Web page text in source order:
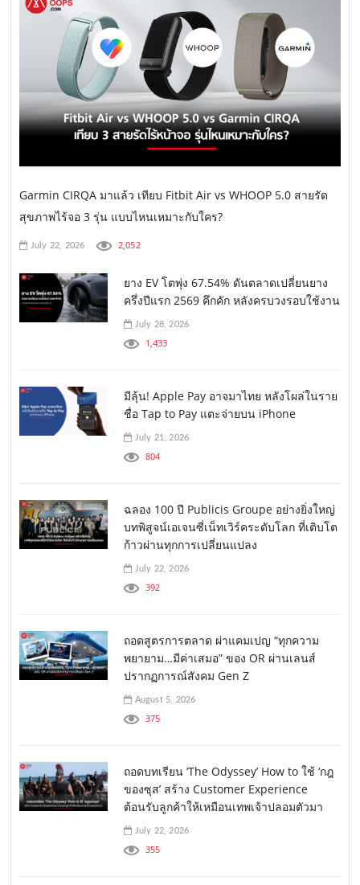
Garmin CIRQA มาแล้ว เทียบ Fitbit Air vs WHOOP 5.0 สายรัด
สุขภาพไร้จอ 3 รุ่น แบบไหนเหมาะกับใคร?
July 22, 2026 2,052
ยาง EV โตพุ่ง 67.54% ดันตลาดเปลี่ยนยาง
ครึ่งปีแรก 2569 คึกคัก หลังครบวงรอบใช้งาน
July 28, 2026
1,433
มีลุ้น! Apple Pay อาจมาไทย หลังโผล่ในราย
ชื่อ Tap to Pay แตะจ่ายบน iPhone
July 21, 2026
804
ฉลอง 100 ปี Publicis Groupe อย่างยิ่งใหญ่
บทพิสูจน์เอเจนซี่เน็ทเวิร์คระดับโลก ที่เติบโต
ก้าวผ่านทุกการเปลี่ยนแปลง
July 22, 2026
392
ถอดสูตรการตลาด ผ่าแคมเปญ “ทุกความ
พยายาม…มีค่าเสมอ” ของ OR ผ่านเลนส์
ปรากฏการณ์สังคม Gen Z
August 5, 2026
375
ถอดบทเรียน ‘The Odyssey’ How to ใช้ ‘กฎ
ของซุส’ สร้าง Customer Experience
ต้อนรับลูกค้าให้เหมือนเทพเจ้าปลอมตัวมา
July 22, 2026
355